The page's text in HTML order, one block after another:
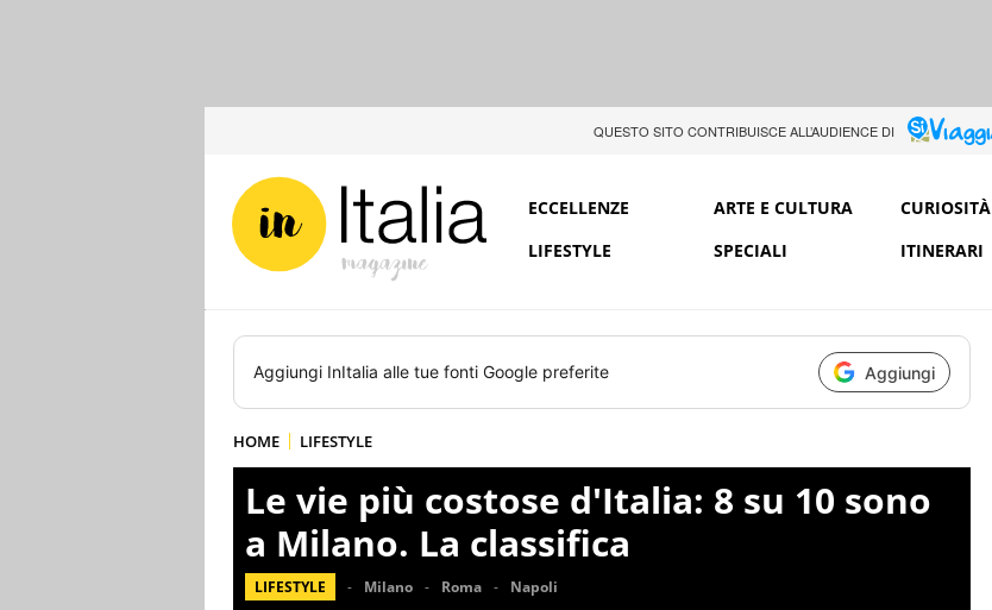
QUESTO SITO CONTRIBUISCE ALL’AUDIENCE DI
ECCELLENZE ARTE E CULTURA CURIOSITÀ
LIFESTYLE
SPECIALI ITINERARI
Aggiungi InItalia alle tue fonti Google preferite Aggiungi
HOME LIFESTYLE
Le vie più costose d'Italia: 8 su 10 sono
a Milano. La classifica
LIFESTYLE Milano Roma Napoli